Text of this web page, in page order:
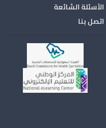
الأسئلة الشائعة
اتصل بنا